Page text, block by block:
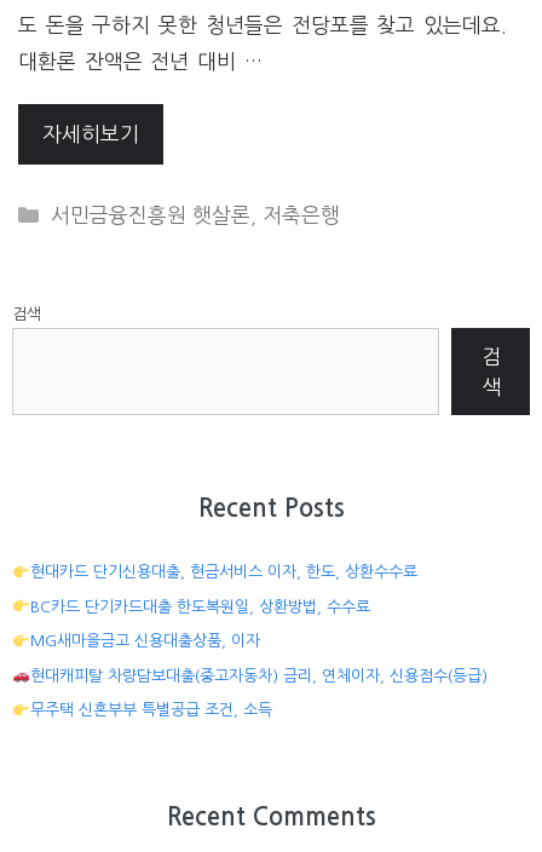
도 돈을 구하지 못한 청년들은 전당포를 찾고 있는데요.
대환론 잔액은 전년 대비 …
자세히보기
CATEGORIES
서민금융진흥원 햇살론 저축은행
검색
검
색
Recent Posts
현대카드 단기신용대출, 현금서비스 이자, 한도, 상환수수료
BC카드 단기카드대출 한도복원일, 상환방법, 수수료
MG새마을금고 신용대출상품, 이자
현대캐피탈 차량담보대출(중고자동차) 금리, 연체이자, 신용점수(등급)
무주택 신혼부부 특별공급 조건, 소득
Recent Comments